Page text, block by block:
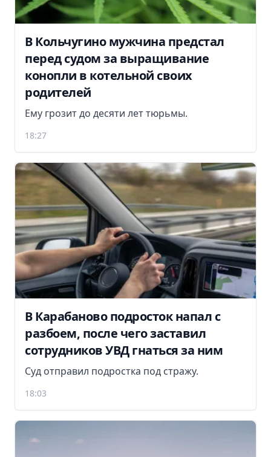
В Кольчугино мужчина предстал
перед судом за выращивание
конопли в котельной своих
родителей
Ему грозит до десяти лет тюрьмы.
18:27
В Карабаново подросток напал с
разбоем, после чего заставил
сотрудников УВД гнаться за ним
Суд отправил подростка под стражу.
18:03